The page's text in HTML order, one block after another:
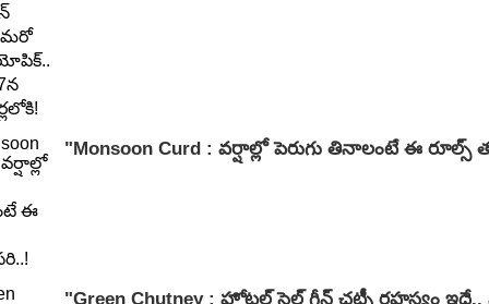
"Monsoon Curd : వర్షాల్లో పెరుగు తినాలంటే ఈ రూల్స్
"Green Chutney : హోటల్ స్టైల్ గ్రీన్ చట్నీ రహస్యం